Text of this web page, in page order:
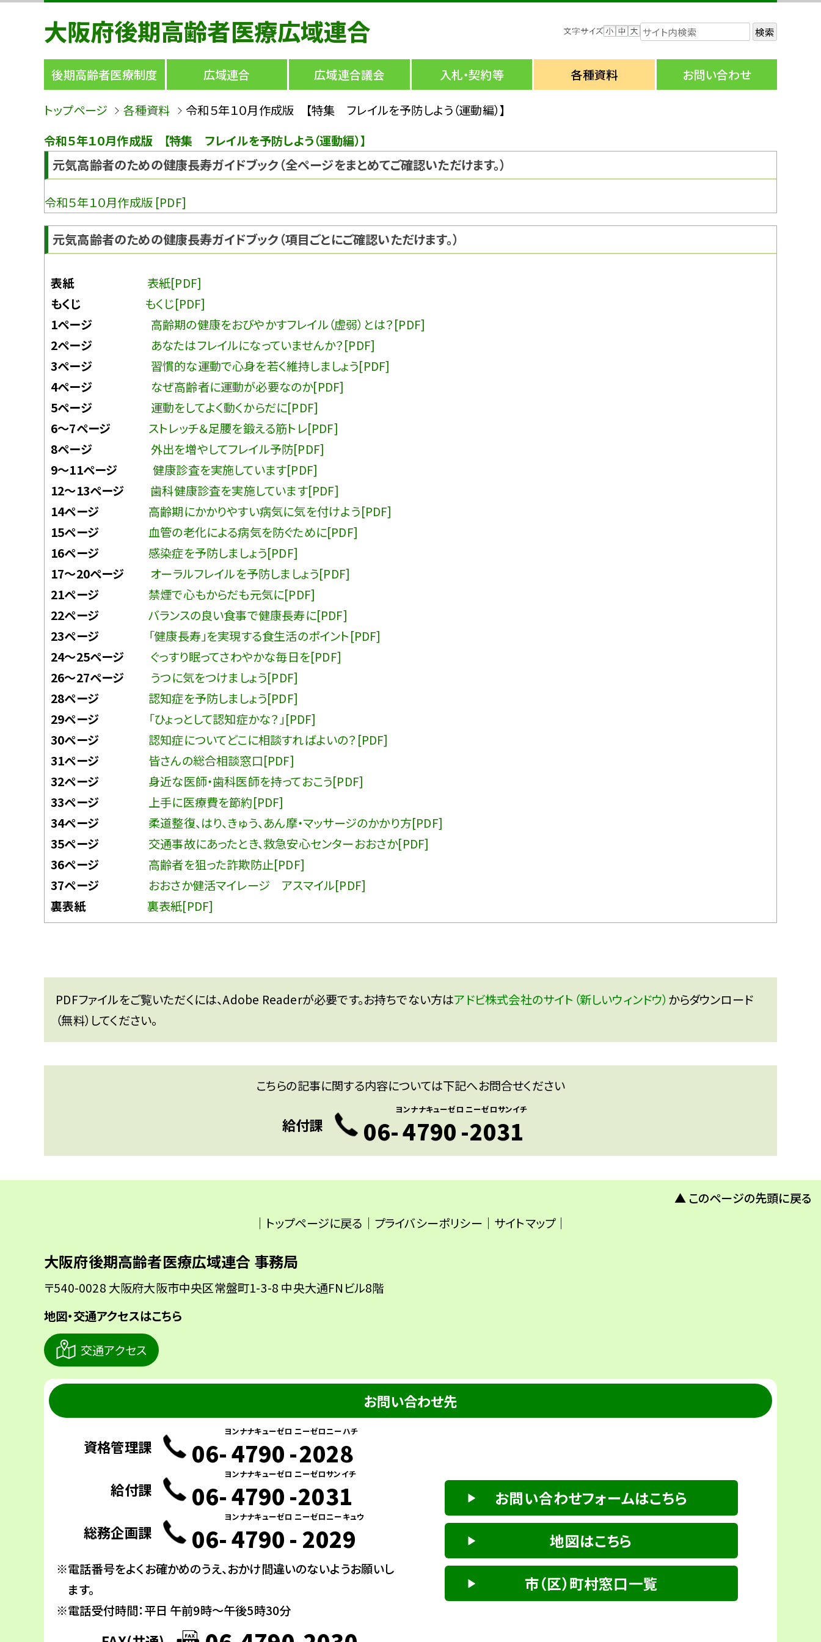
大阪府後期高齢者医療広域連合 検索
後期高齢者医療制度 広域連合 広域連合議会 入札・契約等 各種資料 お問い合わせ
トップページ 各種資料
令和５年１０月作成版 【特集 フレイルを予防しよう（運動編）】
令和５年１０月作成版 【特集 フレイルを予防しよう（運動編）】
元気高齢者のための健康長寿ガイドブック（全ページをまとめてご確認いただけます。）
令和５年１０月作成版 [PDF]
元気高齢者のための健康長寿ガイドブック（項目ごとにご確認いただけます。）
表紙
表紙[PDF]
もくじ
もくじ[PDF]
1ページ
高齢期の健康をおびやかすフレイル（虚弱）とは？[PDF]
2ページ
あなたはフレイルになっていませんか？[PDF]
3ページ
習慣的な運動で心身を若く維持しましょう[PDF]
4ページ
なぜ高齢者に運動が必要なのか[PDF]
5ページ
運動をしてよく動くからだに[PDF]
6〜7ページ
ストレッチ＆足腰を鍛える筋トレ[PDF]
8ページ
外出を増やしてフレイル予防[PDF]
9〜11ページ
健康診査を実施しています[PDF]
12〜13ページ
歯科健康診査を実施しています[PDF]
14ページ
高齢期にかかりやすい病気に気を付けよう[PDF]
15ページ
血管の老化による病気を防ぐために[PDF]
16ページ
感染症を予防しましょう[PDF]
17〜20ページ
オーラルフレイルを予防しましょう[PDF]
21ページ
禁煙で心もからだも元気に[PDF]
22ページ
バランスの良い食事で健康長寿に[PDF]
23ページ
「健康長寿」を実現する食生活のポイント[PDF]
24〜25ページ
ぐっすり眠ってさわやかな毎日を[PDF]
26〜27ページ
うつに気をつけましょう[PDF]
28ページ
認知症を予防しましょう[PDF]
29ページ
「ひょっとして認知症かな？」[PDF]
30ページ
認知症についてどこに相談すればよいの？[PDF]
31ページ
皆さんの総合相談窓口[PDF]
32ページ
身近な医師・歯科医師を持っておこう[PDF]
33ページ
上手に医療費を節約[PDF]
34ページ
柔道整復、はり、きゅう、あん摩・マッサージのかかり方[PDF]
35ページ
交通事故にあったとき、救急安心センターおおさか[PDF]
36ページ
高齢者を狙った詐欺防止[PDF]
37ページ
おおさか健活マイレージ アスマイル[PDF]
裏表紙
裏表紙[PDF]
PDFファイルをご覧いただくには、Adobe Readerが必要です。お持ちでない方はアドビ株式会社のサイト（新しいウィンドウ） からダウンロード
（無料）してください。
こちらの記事に関する内容については下記へお問合せください
給付課 06-4790
ヨンナナキューゼロ
-2031
ニーゼロサンイチ
▲ このページの先頭に戻る
｜ トップページに戻る ｜ プライバシーポリシー ｜ サイトマップ｜
大阪府後期高齢者医療広域連合 事務局
〒540-0028 大阪府大阪市中央区常盤町1-3-8 中央大通FNビル8階
地図・交通アクセスはこちら
交通アクセス
お問い合わせ先
資格管理課 06-4790
ヨンナナキューゼロ
-2028
ニーゼロニーハチ
給付課 06-4790
ヨンナナキューゼロ
-2031
ニーゼロサンイチ
総務企画課 06-4790
ヨンナナキューゼロ
-2029
ニーゼロニーキュウ
電話番号をよくお確かめのうえ、おかけ間違いのないようお願いし
ます。
電話受付時間：平日 午前9時～午後5時30分
お問い合わせフォームはこちら
地図はこちら
市（区）町村窓口一覧